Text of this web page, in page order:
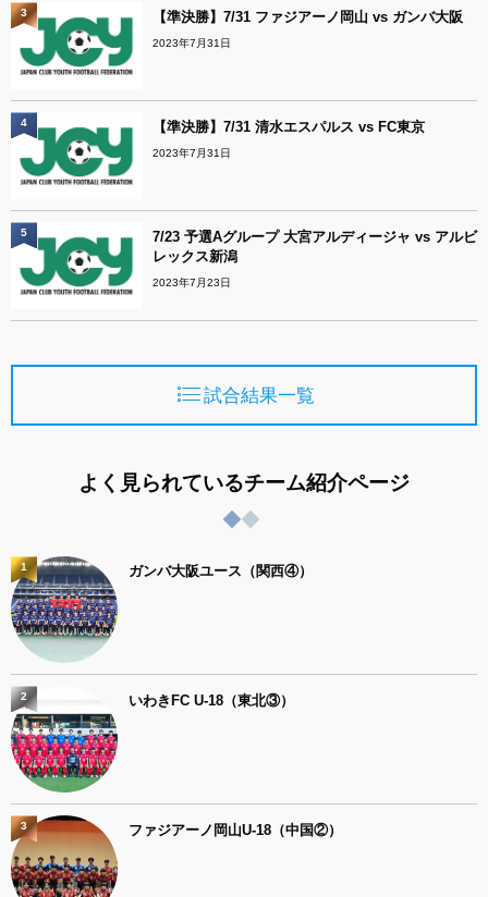
【準決勝】7/31 ファジアーノ岡山 vs ガンバ大阪
2023年7月31日
3
【準決勝】7/31 清水エスパルス vs FC東京
2023年7月31日
4
7/23 予選Aグループ 大宮アルディージャ vs アルビ
レックス新潟
2023年7月23日
5
試合結果一覧
よく見られているチーム紹介ページ
ガンバ大阪ユース（関西④）
1
いわきFC U-18（東北③）
2
ファジアーノ岡山U-18（中国②）
3